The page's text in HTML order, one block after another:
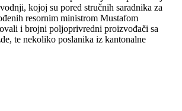
u općinama Foča-Ustikolina i Pale-Prača
organizaciji Ministarstva za privredu, održana
Nacrtu zakona o podsticajima u primarnoj
kojoj su pored stručnih saradnika za
resornim ministrom Mustafom